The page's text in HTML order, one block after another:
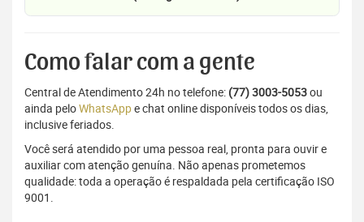
Como falar com a gente
Central de Atendimento 24h no telefone: (77) 3003-5053ou
ainda peloWhatsAppe chat online disponíveis todos os dias,
inclusive feriados.
Você será atendido por uma pessoa real, pronta para ouvir e
auxiliar com atenção genuína. Não apenas prometemos
qualidade: toda a operação é respaldada pela certificação ISO
9001.